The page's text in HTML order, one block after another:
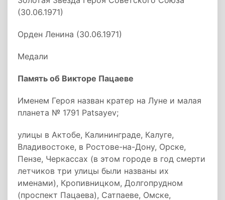
(30.06.1971)
Орден Ленина (30.06.1971)
Медали
Память об Викторе Пацаеве
Именем Героя назван кратер на Луне и малая
планета № 1791 Patsayev;
улицы в Актобе, Калининграде, Калуге,
Владивостоке, в Ростове-на-Дону, Орске,
Пензе, Черкассах (в этом городе в год смерти
летчиков три улицы были названы их
именами), Кропивницком, Долгопрудном
(проспект Пацаева), Сатпаеве, Омске,